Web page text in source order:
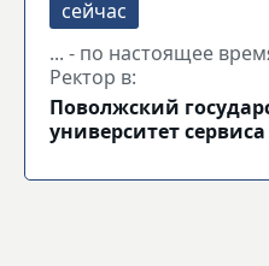
... - по настоящее
Ректор в:
Поволжский
университет сервиса